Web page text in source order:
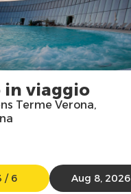
in viaggio
Terme Verona,
/ 6 Aug 8, 2026